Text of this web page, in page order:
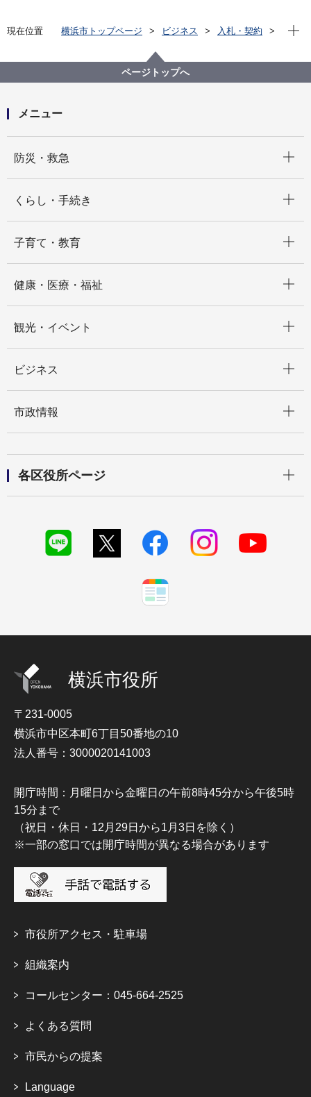
現在位置 横浜市トップページ ビジネス
入札・契約
にぎわいスポーツ文化局
【入札結果公表】【公募型指名競争入札】旧富士銀行
横浜支店映像文化施設及び元町中華街映像文化施設自
現在
ページトップへ
メニュー
防災・救急
くらし・手続き
子育て・教育
健康・医療・福祉
観光・イベント
ビジネス
市政情報
各区役所ページ
横浜市役所
〒231-0005
横浜市中区本町6丁目50番地の10
法人番号：3000020141003
開庁時間：月曜日から金曜日の午前8時45分から午後5時
15分まで
（祝日・休日・12月29日から1月3日を除く）
※一部の窓口では開庁時間が異なる場合があります
市役所アクセス・駐車場
組織案内
コールセンター：045-664-2525
よくある質問
市民からの提案
Language